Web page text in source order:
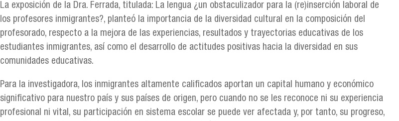
La exposición de la Dra. Ferrada, titulada: La lengua ¿un obstaculizador para la (re)inserción laboral de
los profesores inmigrantes?, planteó la importancia de la diversidad cultural en la composición del
profesorado, respecto a la mejora de las experiencias, resultados y trayectorias educativas de los
estudiantes inmigrantes, así como el desarrollo de actitudes positivas hacia la diversidad en sus
comunidades educativas.
Para la investigadora, los inmigrantes altamente calificados aportan un capital humano y económico
significativo para nuestro país y sus países de origen, pero cuando no se les reconoce ni su experiencia
profesional ni vital, su participación en sistema escolar se puede ver afectada y, por tanto, su progreso,